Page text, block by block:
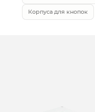
Корпуса для кнопок